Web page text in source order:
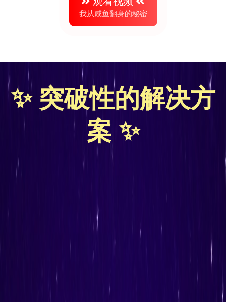
我从咸鱼翻身的秘密
✨突破性的解决方
案 ✨